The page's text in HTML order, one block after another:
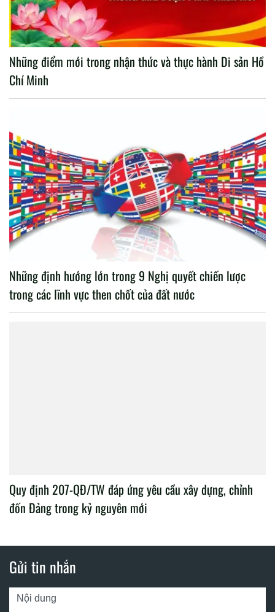
Những điểm mới trong nhận thức và thực hành Di sản Hồ
Chí Minh
Những định hướng lớn trong 9 Nghị quyết chiến lược
trong các lĩnh vực then chốt của đất nước
Quy định 207-QĐ/TW đáp ứng yêu cầu xây dựng, chỉnh
đốn Đảng trong kỷ nguyên mới
Gửi tin nhắn